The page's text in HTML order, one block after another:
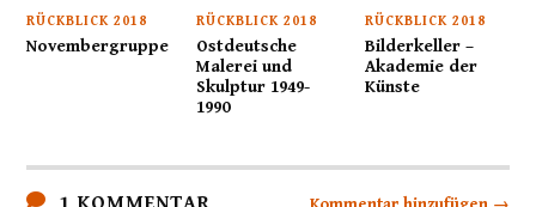
RÜCKBLICK 2018
Novembergruppe
RÜCKBLICK 2018
Ostdeutsche
Malerei und
Skulptur 1949-
1990
RÜCKBLICK 2018
Bilderkeller –
Akademie der
Künste